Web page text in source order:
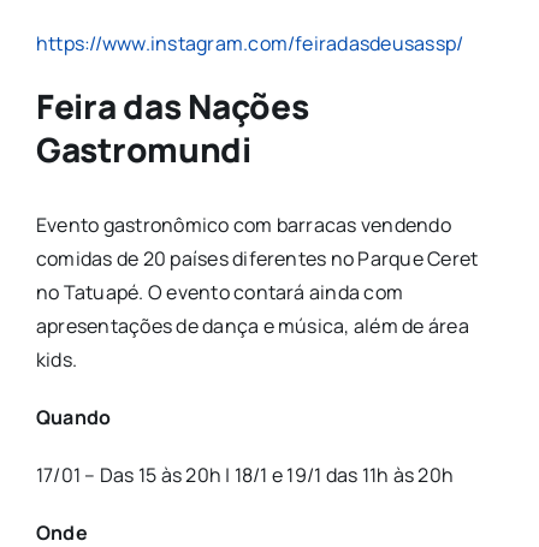
https://www.instagram.com/feiradasdeusassp/
Feira das Nações
Gastromundi
Evento gastronômico com barracas vendendo
comidas de 20 países diferentes no Parque Ceret
no Tatuapé. O evento contará ainda com
apresentações de dança e música, além de área
kids.
Quando
17/01 – Das 15 às 20h | 18/1 e 19/1 das 11h às 20h
Onde